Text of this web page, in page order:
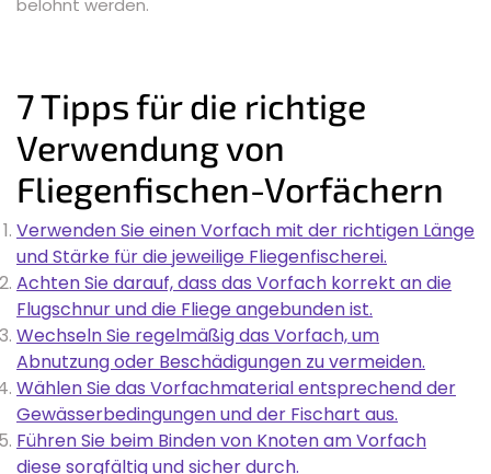
7 Tipps für die richtige
Verwendung von
Fliegenfischen-Vorfächern
Verwenden Sie einen Vorfach mit der richtigen Länge
und Stärke für die jeweilige Fliegenfischerei.
Achten Sie darauf, dass das Vorfach korrekt an die
Flugschnur und die Fliege angebunden ist.
Wechseln Sie regelmäßig das Vorfach, um
Abnutzung oder Beschädigungen zu vermeiden.
Wählen Sie das Vorfachmaterial entsprechend der
Gewässerbedingungen und der Fischart aus.
Führen Sie beim Binden von Knoten am Vorfach
diese sorgfältig und sicher durch.